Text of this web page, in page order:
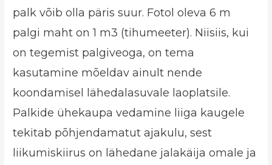
palk võib olla päris suur. Fotol oleva 6 m
palgi maht on 1 m3 (tihumeeter). Niisiis, kui
on tegemist palgiveoga, on tema
kasutamine mõeldav ainult nende
koondamisel lähedalasuvale laoplatsile.
Palkide ühekaupa vedamine liiga kaugele
tekitab põhjendamatut ajakulu, sest
liikumiskiirus on lähedane jalakäija omale ja